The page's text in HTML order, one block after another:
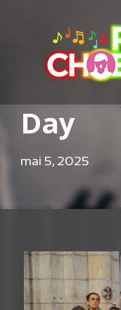
Day
mai 5, 2025